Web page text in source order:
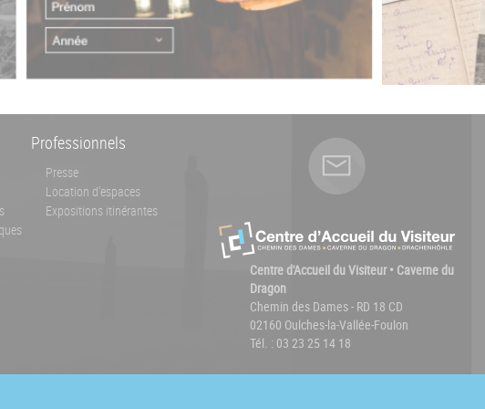
Professionnels
Presse
Location d'espaces
Expositions itinérantes
Centre d'Accueil du Visiteur • Caverne du
Dragon
Chemin des Dames - RD 18 CD
02160 Oulches-la-Vallée-Foulon
Tél. : 03 23 25 14 18